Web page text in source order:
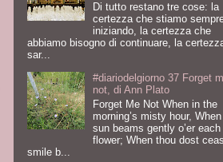
Di tutto restano tre cose: la
certezza che stiamo
iniziando, la certezza che
abbiamo bisogno di continuare, la
sar...
#diariodelgiorno 37 Forget
not, di Ann Plato
Forget Me Not When in the
morning’s misty hour,
sun beams gently o’er each
flower; When thou dost
smile b...